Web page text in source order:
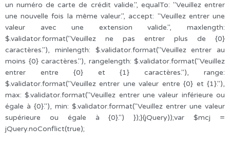
un numéro de carte de crédit valide.", equalTo: "Veuillez entrer
une nouvelle fois la même valeur.", accept: "Veuillez entrer une
valeur avec une extension valide.", maxlength:
$.validator.format("Veuillez ne pas entrer plus de {0}
caractères."), minlength: $.validator.format("Veuillez entrer au
moins {0} caractères."), rangelength: $.validator.format("Veuillez
entrer entre {0} et {1} caractères."), range:
$.validator.format("Veuillez entrer une valeur entre {0} et {1}."),
max: $.validator.format("Veuillez entrer une valeur inférieure ou
égale à {0}."), min: $.validator.format("Veuillez entrer une valeur
supérieure ou égale à {0}.") });}(jQuery));var $mcj =
jQuery.noConflict(true);